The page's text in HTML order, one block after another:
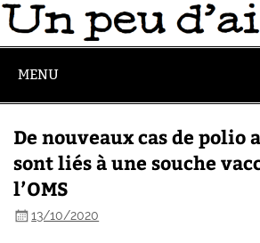
MENU
De nouveaux cas de polio
sont liés à une souche
l’OMS
13/10/2020